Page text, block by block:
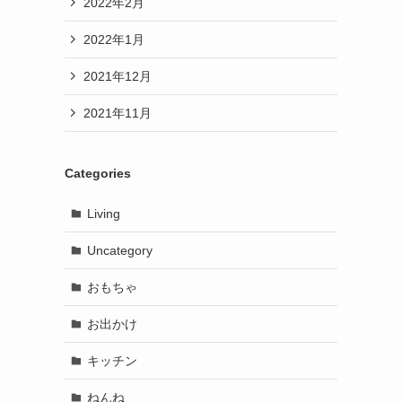
2022年1月
2021年12月
2021年11月
Categories
Living
Uncategory
おもちゃ
お出かけ
キッチン
ねんね